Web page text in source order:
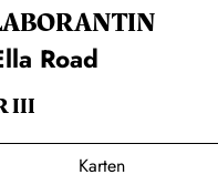
Road
III
Karten